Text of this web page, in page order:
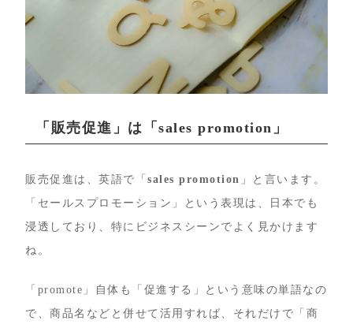
「販売促進」は「sales promotion」
販売促進は、英語で「sales promotion 」と言います。
「セールスプロモーション」という表現は、日本でも
浸透しており、特にビジネスシーンでよく見かけます
ね。
「promote」自体も「促進する」という意味の単語なの
で、商品名などと併せて活用すれば、それだけで「商